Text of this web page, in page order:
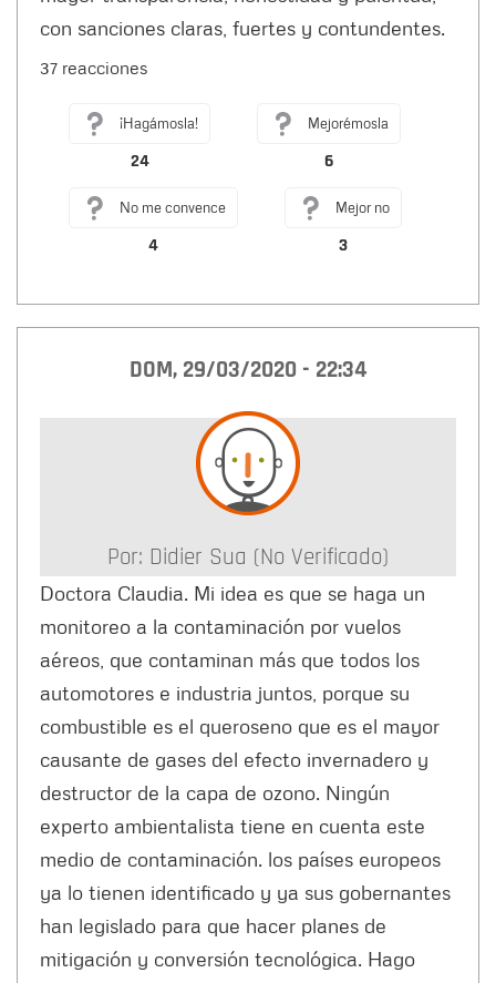
con sanciones claras, fuertes y contundentes.
37 reacciones
¡Hagámosla!
24
Mejorémosla
6
No me convence
4
Mejor no
3
DOM, 29/03/2020 - 22:34
Por: Didier Sua (no Verificado)
Doctora Claudia. Mi idea es que se haga un
monitoreo a la contaminación por vuelos
aéreos, que contaminan más que todos los
automotores e industria juntos, porque su
combustible es el queroseno que es el mayor
causante de gases del efecto invernadero y
destructor de la capa de ozono. Ningún
experto ambientalista tiene en cuenta este
medio de contaminación. los países europeos
ya lo tienen identificado y ya sus gobernantes
han legislado para que hacer planes de
mitigación y conversión tecnológica. Hago